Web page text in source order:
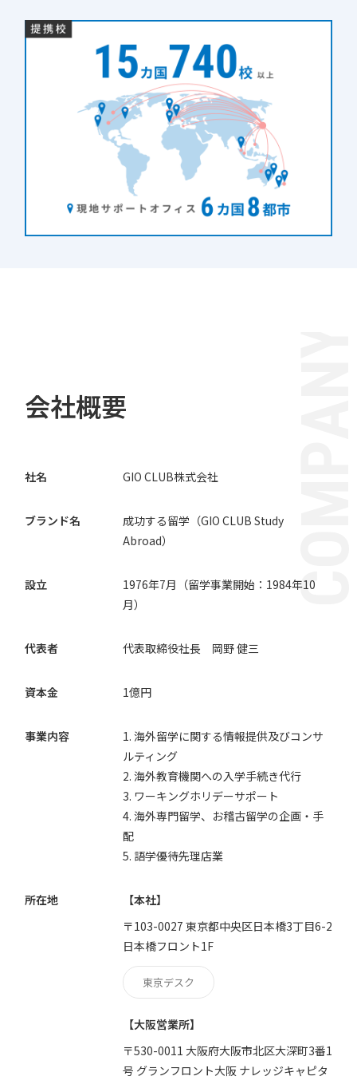
会社概要
社名 GIO CLUB株式会社
ブランド名 成功する留学 （GIO CLUB Study
Abroad）
設立
1976年7月（留学事業開始：1984年10
月）
代表者 代表取締役社長 岡野 健三
資本金 1億円
事業内容
1. 海外留学に関する情報提供及びコンサ
ルティング
2. 海外教育機関への入学手続き代行
3. ワーキングホリデーサポート
4. 海外専門留学、お稽古留学の企画・手
配
5. 語学優待先理店業
所在地
【本社】
〒103-0027 東京都中央区日本橋3丁目6-2
日本橋フロント1F
東京デスク
【大阪営業所】
〒530-0011 大阪府大阪市北区大深町3番1
号 グランフロント大阪 ナレッジキャピタ